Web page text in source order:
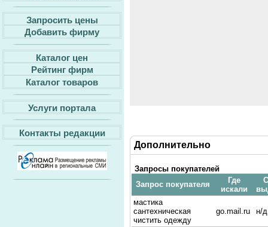
Запросить цены
Добавить фирму
Каталог цен
Рейтинг фирм
Каталог товаров
Услуги портала
Контакты редакции
Дополнительно
Запросы покупателей
Запрос покупателя
Где
искали
мастика
сантехническая
чистить одежду
go.mail.ru н/д